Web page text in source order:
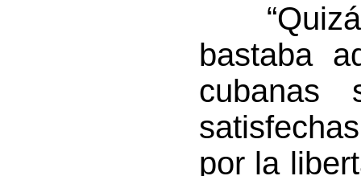
“Quizá
bastaba
cubanas
por la